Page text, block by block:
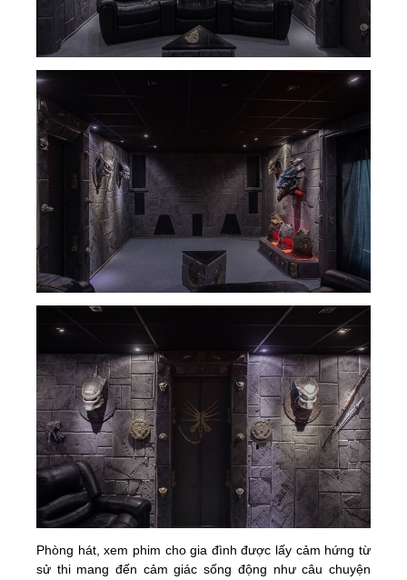
Phòng hát, xem phim cho gia đình được lấy cảm hứng từ
sử thi mang đến cảm giác sống động như câu chuyện